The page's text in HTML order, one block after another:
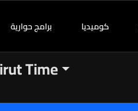
كوميديا برامج حوارية